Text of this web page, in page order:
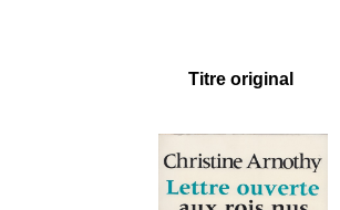
Titre original